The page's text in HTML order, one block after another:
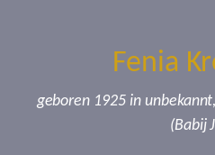
Fenia
geboren 1925 in
(Babij